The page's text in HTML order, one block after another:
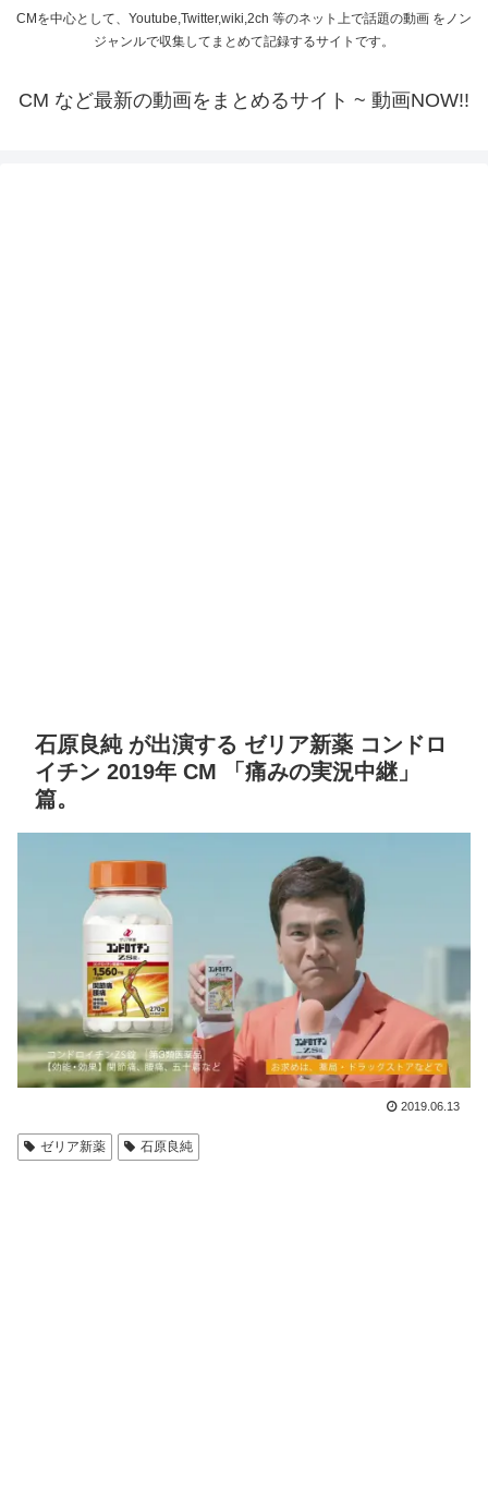
CMを中心として、Youtube,Twitter,wiki,2ch 等のネット上で話題の動画 をノン
ジャンルで収集してまとめて記録するサイトです。
CM など最新の動画をまとめるサイト ~ 動画NOW!!
石原良純 が出演する ゼリア新薬 コンドロ
イチン 2019年 CM 「痛みの実況中継」
篇。
2019.06.13
ゼリア新薬 石原良純